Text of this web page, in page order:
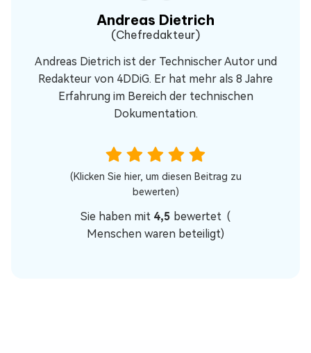
Andreas Dietrich
(Chefredakteur)
Andreas Dietrich ist der Technischer Autor und
Redakteur von 4DDiG. Er hat mehr als 8 Jahre
Erfahrung im Bereich der technischen
Dokumentation.
(Klicken Sie hier, um diesen Beitrag zu
bewerten)
Sie haben mit 4,5 bewertet (
Menschen waren beteiligt)